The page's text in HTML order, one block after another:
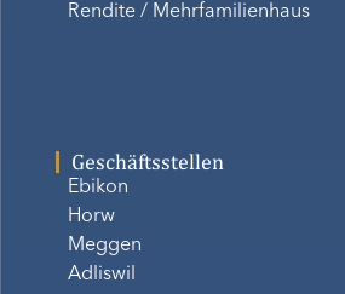
Rendite / Mehrfamilienhaus
Geschäftsstellen
Ebikon
Horw
Meggen
Adliswil